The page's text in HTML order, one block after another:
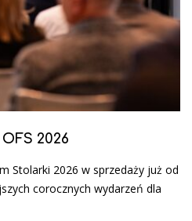
2026
Stolarki 2026 w sprzedaży już od
corocznych wydarzeń dla